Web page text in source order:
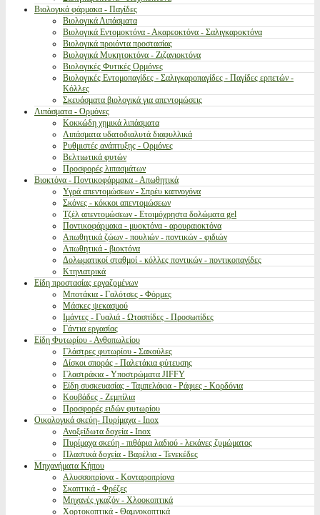
Βιολογικά φάρμακα - Παγίδες
Βιολογικά Λιπάσματα
Βιολογικά Εντομοκτόνα - Ακαρεοκτόνα - Σαλιγκαροκτόνα
Βιολογικά προιόντα προστασίας
Βιολογικά Μυκητοκτόνα - Ζιζανιοκτόνα
Βιολογικές Φυτικές Ορμόνες
Βιολογικές Εντομοπαγίδες - Σαλιγκαροπαγίδες - Παγίδες ερπετών -
Κόλλες
Σκευάσματα βιολογικά για απεντομώσεις
Λιπάσματα - Ορμόνες
Κοκκώδη χημικά λιπάσματα
Λιπάσματα υδατοδιαλυτά διαφυλλικά
Ρυθμιστές ανάπτυξης - Ορμόνες
Βελτιωτικά φυτών
Προσφορές λιπασμάτων
Βιοκτόνα - Ποντικοφάρμακα - Απωθητικά
Υγρά απεντομώσεων - Σπρέυ καπνογόνα
Σκόνες - κόκκοι απεντομώσεων
Τζέλ απεντομώσεων - Ετοιμόχρηστα δολώματα gel
Ποντικοφάρμακα - μυοκτόνα - αρουραιοκτόνα
Απωθητικά ζώων - πουλιών - ποντικών - φιδιών
Απωθητικά - βιοκτόνα
Δολωματικοί σταθμοί - κόλλες ποντικών - ποντικοπαγίδες
Κτηνιατρικά
Είδη προστασίας εργαζομένων
Μποτάκια - Γαλότσες - Φόρμες
Μάσκες ψεκασμού
Ιμάντες - Γυαλιά - Ωτασπίδες - Προσωπίδες
Γάντια εργασίας
Είδη Φυτωρίου - Ανθοπωλείου
Γλάστρες φυτωρίου - Σακούλες
Δίσκοι σποράς - Παλετάκια φύτευσης
Γλαστράκια - Υποστρώματα JIFFY
Είδη συσκευασίας - Ταμπελάκια - Ράφιες - Κορδόνια
Κουβάδες - Ζεμπίλια
Προσφορές ειδών φυτωρίου
Οικολογικά σκεύη- Πυρίμαχα - Inox
Ανοξείδωτα δοχεία - Inox
Πυρίμαχα σκεύη - πιθάρια λαδιού - λεκάνες ζυμώματος
Πλαστικά δοχεία - Βαρέλια - Τενεκέδες
Μηχανήματα Κήπου
Αλυσσοπρίονα - Κονταροπρίονα
Σκαπτικά - Φρέζες
Μηχανές γκαζόν - Χλοοκοπτικά
Χορτοκοπτικά - Θαμνοκοπτικά